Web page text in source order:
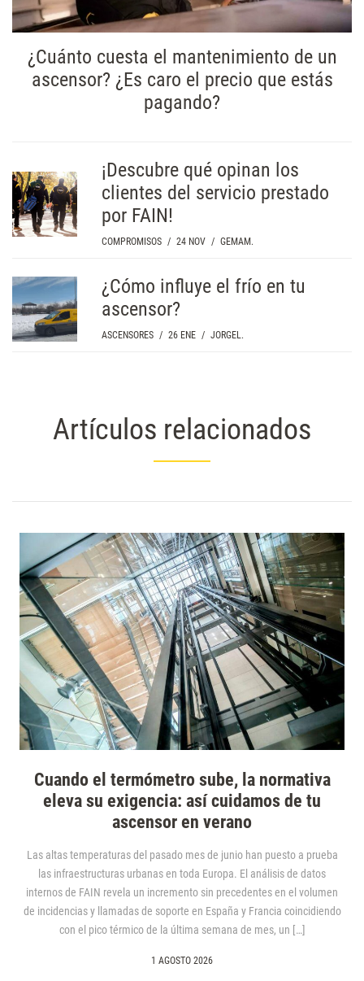
¿Cuánto cuesta el mantenimiento de un
ascensor? ¿Es caro el precio que estás
pagando?
¡Descubre qué opinan los
clientes del servicio prestado
por FAIN!
COMPROMISOS / 24 NOV / GEMAM.
¿Cómo influye el frío en tu
ascensor?
ASCENSORES / 26 ENE / JORGEL.
Artículos relacionados
Cuando el termómetro sube, la normativa
eleva su exigencia: así cuidamos de tu
ascensor en verano
Las altas temperaturas del pasado mes de junio han puesto a prueba
las infraestructuras urbanas en toda Europa. El análisis de datos
internos de FAIN revela un incremento sin precedentes en el volumen
de incidencias y llamadas de soporte en España y Francia coincidiendo
con el pico térmico de la última semana de mes, un […]
1 AGOSTO 2026